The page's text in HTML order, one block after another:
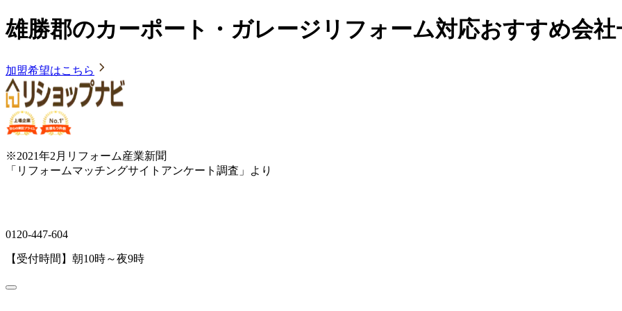
雄勝郡のカーポート・ガレージリフォーム対応おすすめ会社
加盟希望はこちら
※2021年2月リフォーム産業新聞
「リフォームマッチングサイトアンケート調査」より
0120-447-604
【受付時間】朝10時～夜9時